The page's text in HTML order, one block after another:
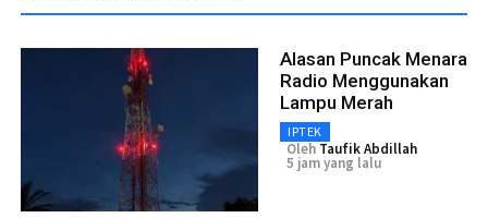
Alasan Puncak Menara
Radio Menggunakan
Lampu Merah
IPTEK
Oleh Taufik Abdillah
5 jam yang lalu